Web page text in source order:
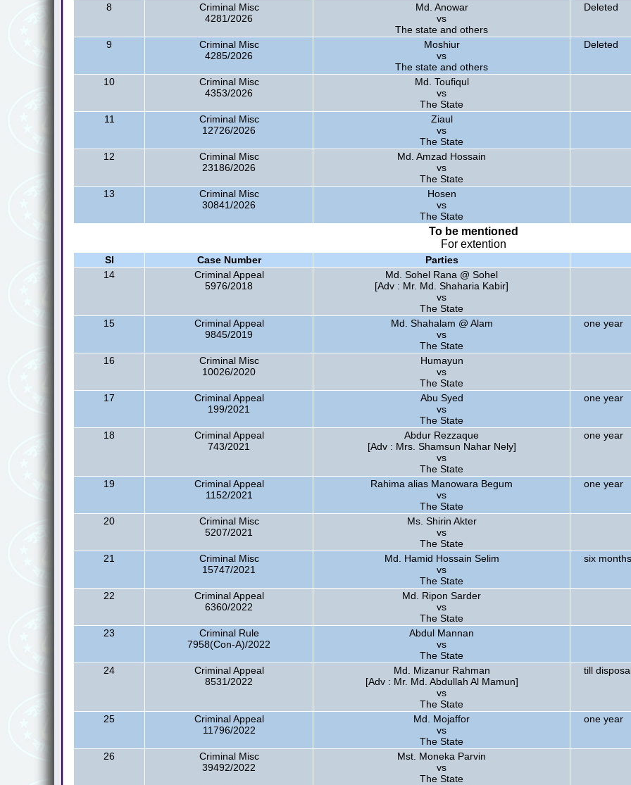
8
Criminal Misc
4281/2026
Md. Anowar
vs
The state and others
Deleted
9
Criminal Misc
4285/2026
Moshiur
vs
The state and others
Deleted
10
Criminal Misc
4353/2026
Md. Toufiqul
vs
The State
11
Criminal Misc
12726/2026
Ziaul
vs
The State
12
Criminal Misc
23186/2026
Md. Amzad Hossain
vs
The State
13
Criminal Misc
30841/2026
Hosen
vs
The State
To be mentioned
For extention
Sl Case Number
Parties
14
Criminal Appeal
5976/2018
Md. Sohel Rana @ Sohel
[Adv : Mr. Md. Shaharia Kabir]
vs
The State
15
Criminal Appeal
9845/2019
Md. Shahalam @ Alam
vs
The State
one year
16
Criminal Misc
10026/2020
Humayun
vs
The State
17
Criminal Appeal
199/2021
Abu Syed
vs
The State
one year
18
Criminal Appeal
743/2021
Abdur Rezzaque
[Adv : Mrs. Shamsun Nahar Nely]
vs
The State
one year
19
Criminal Appeal
1152/2021
Rahima alias Manowara Begum
vs
The State
one year
20
Criminal Misc
5207/2021
Ms. Shirin Akter
vs
The State
21
Criminal Misc
15747/2021
Md. Hamid Hossain Selim
vs
The State
six
22
Criminal Appeal
6360/2022
Md. Ripon Sarder
vs
The State
23
Criminal Rule
7958(Con-A)/2022
Abdul Mannan
vs
The State
24
Criminal Appeal
8531/2022
Md. Mizanur Rahman
[Adv : Mr. Md. Abdullah Al Mamun]
vs
The State
till
25
Criminal Appeal
11796/2022
Md. Mojaffor
vs
The State
one year
26
Criminal Misc
39492/2022
Mst. Moneka Parvin
vs
The State